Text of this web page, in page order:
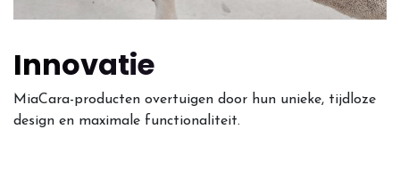
Innovatie
MiaCara-producten overtuigen door hun unieke, tijdloze
design en maximale functionaliteit.